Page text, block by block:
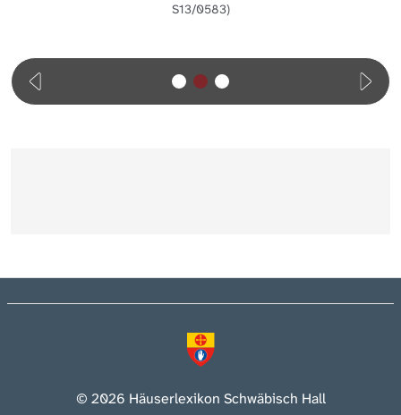
S13/0583)
© 2026 Häuserlexikon Schwäbisch Hall